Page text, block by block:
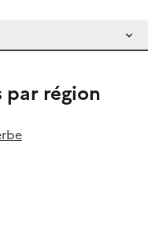
région